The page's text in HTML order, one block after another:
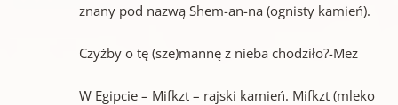
znany pod nazwą Shem-an-na (ognisty kamień).
Czyżby o tę (sze)mannę z nieba chodziło?-Mez
W Egipcie – Mifkzt – rajski kamień. Mifkzt (mleko